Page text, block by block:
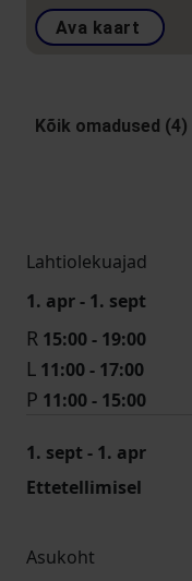
Ava kaart
Kõik omadused (4)
Lahtiolekuajad
1. apr - 1. sept
R 15:00 - 19:00
L 11:00 - 17:00
P 11:00 - 15:00
1. sept - 1. apr
Ettetellimisel
Asukoht